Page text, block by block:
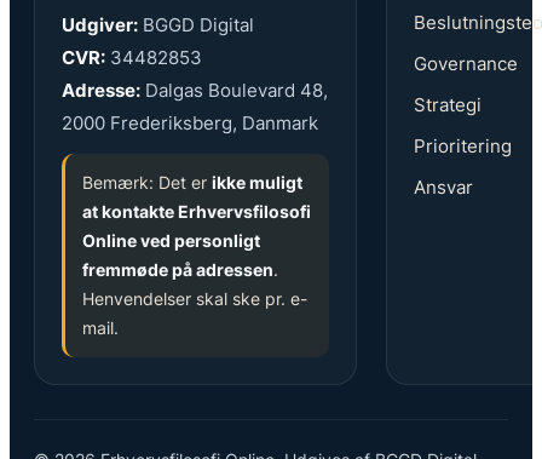
Udgiver: BGGD Digital
CVR: 34482853
Adresse: Dalgas Boulevard 48,
2000 Frederiksberg, Danmark
Bemærk: Det er ikke muligt
at kontakte Erhvervsfilosofi
Online ved personligt
fremmøde på adressen.
Henvendelser skal ske pr. e-
mail.
Governance
Strategi
Prioritering
Ansvar